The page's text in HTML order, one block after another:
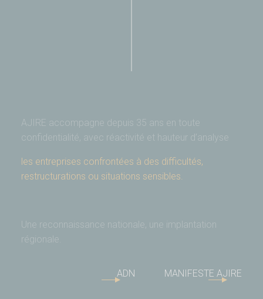
AJIRE accompagne depuis 35 ans en toute
confidentialité, avec réactivité et hauteur d’analyse
les entreprises confrontées à des difficultés,
restructurations ou situations sensibles.
Une reconnaissance nationale, une implantation
régionale.
ADN MANIFESTE AJIRE